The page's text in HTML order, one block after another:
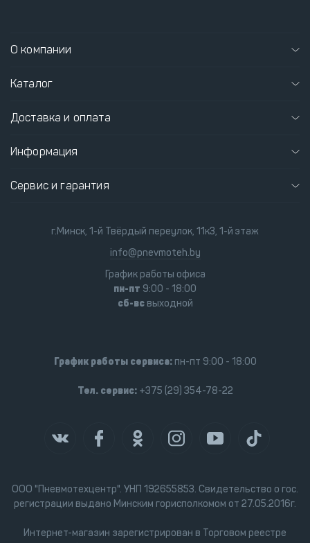
О компании
Каталог
Доставка и оплата
Информация
Сервис и гарантия
ООО "Пневмотехцентр". УНП 192655853. Свидетельство о гос.
регистрации выдано Минским горисполкомом от 27.05.2016г.
Интернет-магазин зарегистрирован в Торговом реестре
г.Минск, 1-й Твёрдый переулок, 11к3, 1-й этаж
info@pnevmoteh.by
График работы офиса
пн-пт 9:00 - 18:00
сб-всвыходной
График работы сервиса:пн-пт 9:00 - 18:00
Тел. сервис:+375 (29) 354-78-22